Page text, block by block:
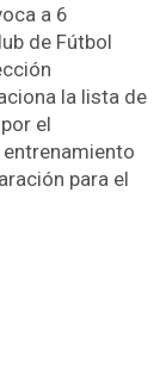
a 6
de Fútbol
la lista de
el
para el